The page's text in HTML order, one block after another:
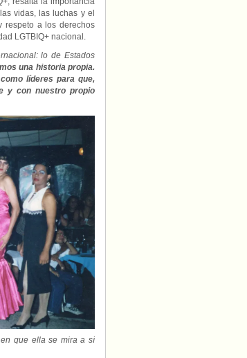
vidas, las luchas y el
respeto a los derechos
LGTBIQ+ nacional.
lo de Estados
una historia propia.
líderes para que,
y con nuestro propio
que ella se mira a sí